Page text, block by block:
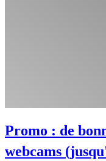
Promo : de
webcams